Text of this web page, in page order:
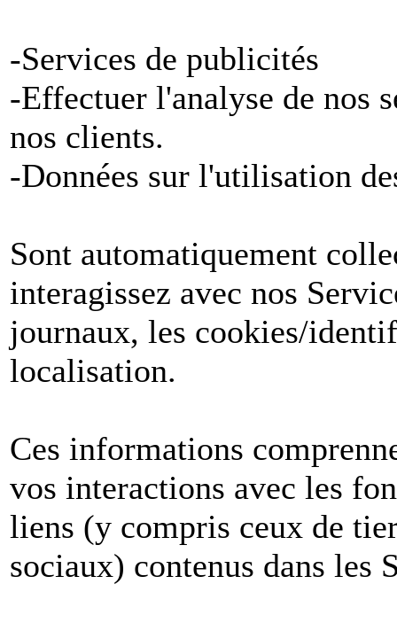
-Services de publicités
-Effectuer l'analyse de nos
nos clients.
-Données sur l'utilisation
Sont automatiquement
interagissez avec nos
journaux, les cookies/
localisation.
Ces informations
vos interactions avec les
liens (y compris ceux de
sociaux) contenus dans les